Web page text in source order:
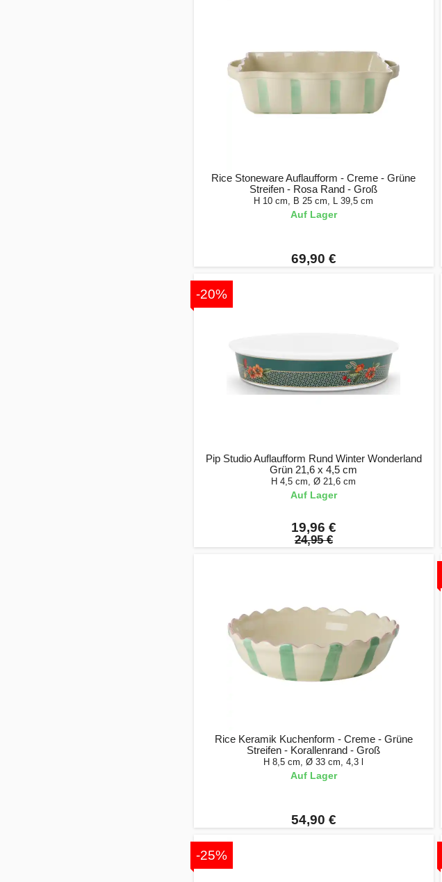
Rice Stoneware Auflaufform - Creme - Grüne
Streifen - Rosa Rand - Groß
H 10 cm, B 25 cm, L 39,5 cm
Auf Lager
69,90 €
-20%
Pip Studio Auflaufform Rund Winter Wonderland
Grün 21,6 x 4,5 cm
H 4,5 cm, Ø 21,6 cm
Auf Lager
19,96 €
24,95 €
Rice Keramik Kuchenform - Creme - Grüne
Streifen - Korallenrand - Groß
H 8,5 cm, Ø 33 cm, 4,3 l
Auf Lager
54,90 €
-25%